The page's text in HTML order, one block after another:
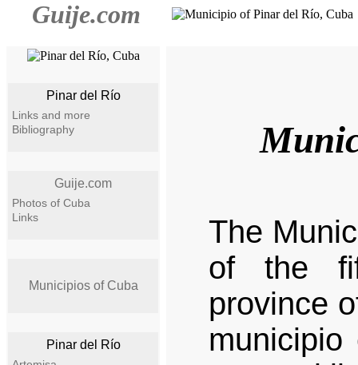
Guije.com
Pinar del Río
Links and more
Bibliography
Guije.com
Photos of Cuba
Links
Municipios of Cuba
Pinar del Río
The
of the
province